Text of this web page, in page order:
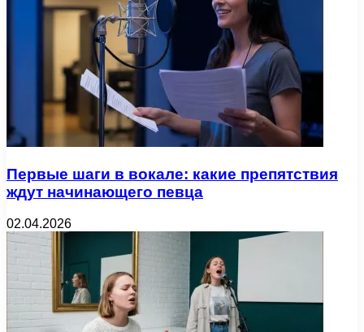
Первые шаги в вокале: какие препятствия
ждут начинающего певца
02.04.2026